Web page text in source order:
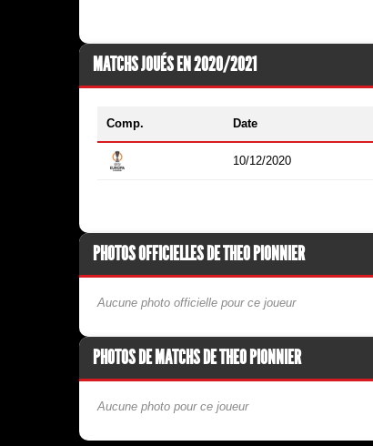
MATCHS JOUÉS EN 2020/2021
Comp. Date
10/12/2020
PHOTOS OFFICIELLES DE THEO PIONNIER
Aucune photo officielle pour ce joueur
PHOTOS DE MATCHS DE THEO PIONNIER
Aucune photo pour ce joueur